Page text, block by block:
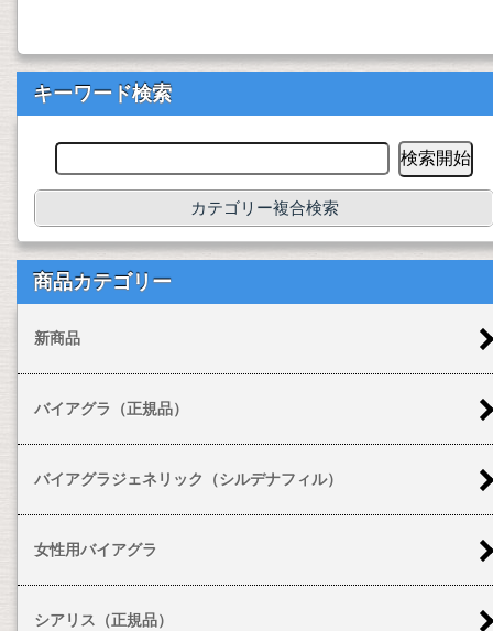
キーワード検索
カテゴリー複合検索
商品カテゴリー
新商品
バイアグラ（正規品）
バイアグラジェネリック（シルデナフィル）
女性用バイアグラ
シアリス（正規品）